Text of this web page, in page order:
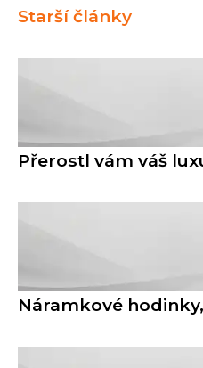
Starší články
Přerostl vám váš
Náramkové